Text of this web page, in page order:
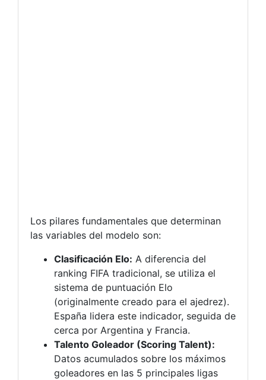
Los pilares fundamentales que determinan
las variables del modelo son:
Clasificación Elo: A diferencia del
ranking FIFA tradicional, se utiliza el
sistema de puntuación Elo
(originalmente creado para el ajedrez).
España lidera este indicador, seguida de
cerca por Argentina y Francia.
Talento Goleador (Scoring Talent):
Datos acumulados sobre los máximos
goleadores en las 5 principales ligas